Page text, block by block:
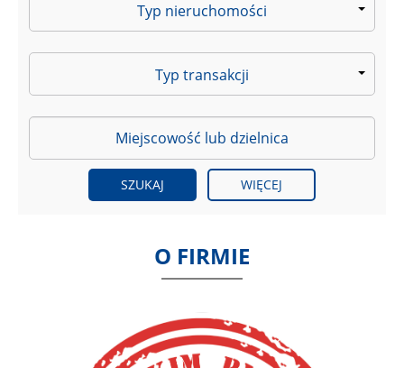
Typ nieruchomości
Typ transakcji
WIĘCEJ
O FIRMIE